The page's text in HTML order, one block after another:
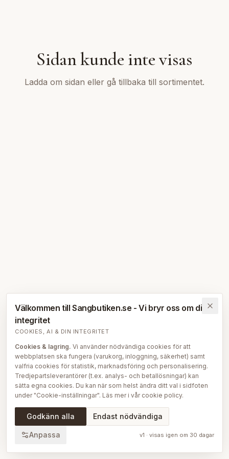
Sidan kunde inte visas
Ladda om sidan eller gå tillbaka till sortimentet.
Välkommen till Sangbutiken.se - Vi bryr oss om din
integritet
COOKIES, AI & DIN INTEGRITET
Cookies & lagring. Vi använder nödvändiga cookies för att
webbplatsen ska fungera (varukorg, inloggning, säkerhet) samt
valfria cookies för statistik, marknadsföring och personalisering.
Tredjepartsleverantörer (t.ex. analys- och betallösningar) kan
sätta egna cookies. Du kan när som helst ändra ditt val i sidfoten
under "Cookie-inställningar". Läs mer i vår cookie policy.
AI på Sängbutiken.För att ge dig en bättre upplevelse använder
vi delvis AI-teknik — bl.a. för smartare sök- och
att skapa, översätta och redigera delar av vårt redaktionella
Godkänn alla Endast nödvändiga
Anpassa v1 · visas igen om 30 dagar